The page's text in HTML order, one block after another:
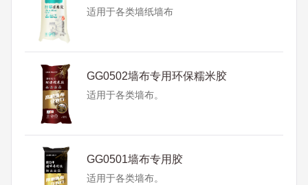
适用于各类墙纸墙布
GG0502墙布专用环保糯米胶
适用于各类墙布。
GG0501墙布专用胶
适用于各类墙布。